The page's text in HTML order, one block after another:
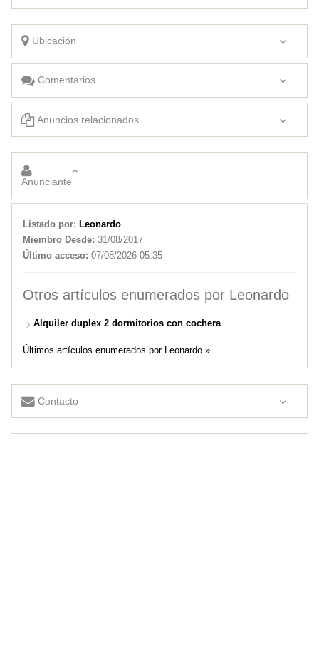
Ubicación
Comentarios
Anuncios relacionados
Anunciante
Listado por: Leonardo
Miembro Desde: 31/08/2017
Último acceso: 07/08/2026 05:35
Otros artículos enumerados por Leonardo
Alquiler duplex 2 dormitorios con cochera
Últimos artículos enumerados por Leonardo »
Contacto